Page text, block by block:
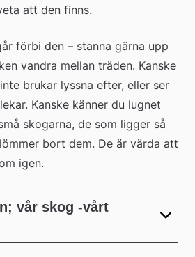
att den finns.
förbi den – stanna gärna upp
vandra mellan träden. Kanske
brukar lyssna efter, eller ser
Kanske känner du lugnet
skogarna, de som ligger så
bort dem. De är värda att
igen.
vår skog -vårt